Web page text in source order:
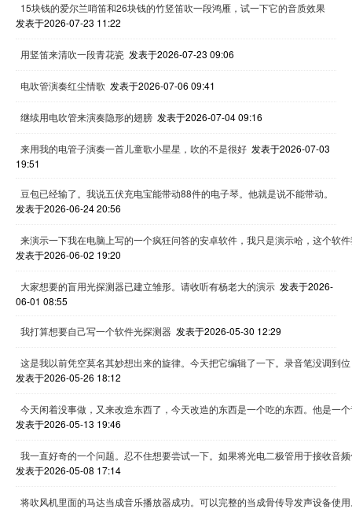
15块钱的爱尔兰哨笛和26块钱的竹竖笛吹一段鸿雁，试一下它的音质效果
发表于2026-07-23 11:22
用竖笛来清吹一段青花瓷 发表于2026-07-23 09:06
电吹管演奏红尘情歌 发表于2026-07-06 09:41
继续用电吹管来演奏隐形的翅膀 发表于2026-07-04 09:16
来用我的电管子演奏一首儿童歌小星星，吹的不是很好 发表于2026-07-03
19:51
豆包已经输了。我说五伏充电宝能带动88件的电子琴。他就是说不能带动。
发表于2026-06-24 20:56
来演示一下我在电脑上写的一个疯狂问答的安卓软件，我只是演示哈，这个软
发表于2026-06-02 19:20
大家想要的盲用光探测器已建立雏形。请收听有杨老大的演示 发表于2026-
06-01 08:55
我打算想要自己写一个软件光探测器 发表于2026-05-30 12:29
这是我以前凭空莫名其妙想出来的旋律。今天把它编辑了一下。录音笔没调到
发表于2026-05-26 18:12
今天闲着没事做，又来改造东西了，今天改造的东西是一个吃的东西。他是一
发表于2026-05-13 19:46
我一直好奇的一个问题。忍不住想要尝试一下。如果将光电二极管用于接收音
发表于2026-05-08 17:14
将吹风机里面的马达当成音乐播放器成功。可以完整的当成骨传导发声设备使